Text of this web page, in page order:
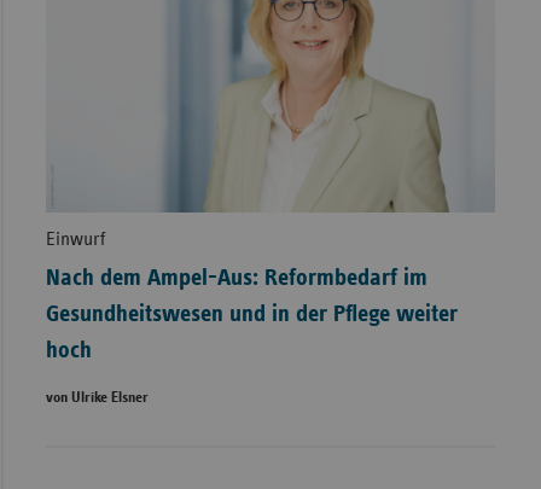
Einwurf
Nach dem Ampel-Aus: Reformbedarf im
Gesundheitswesen und in der Pflege weiter
hoch
von Ulrike Elsner